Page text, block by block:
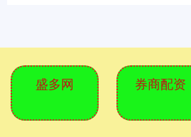
盛多网 券商配资